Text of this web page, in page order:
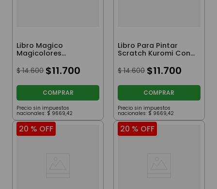
Libro Magico
Magicolores
Princesas
$ 14.600 $11.700
COMPRAR
Precio sin impuestos
nacionales: $ 9669,42
Libro Para Pintar
Scratch Kuromi Con
$ 14.600 $11.700
COMPRAR
Precio sin impuestos
nacionales: $ 9669,42
20 % OFF 20 % OFF